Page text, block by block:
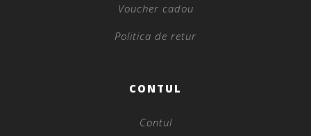
Voucher cadou
Politica de retur
CONTUL
Contul